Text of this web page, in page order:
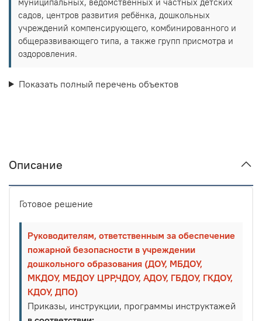
садов, центров развития ребёнка, дошкольных
учреждений компенсирующего, комбинированного и
общеразвивающего типа, а также групп присмотра и
оздоровления.
Показать полный перечень объектов
Описание
Готовое решение
Руководителям, ответственным за обеспечение
пожарной безопасности в учреждении
дошкольного образования (ДОУ, МБДОУ,
МКДОУ, МБДОУ ЦРР,ЧДОУ, АДОУ, ГБДОУ, ГКДОУ,
КДОУ, ДПО)
Приказы, инструкции, программы инструктажей